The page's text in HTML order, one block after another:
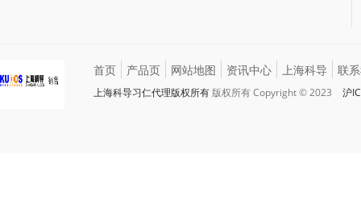
首页 产品页 网站地图 资讯中心 上海科导 联
上海科导习仁代理版权所有 版权所有 Copyright © 2023 沪